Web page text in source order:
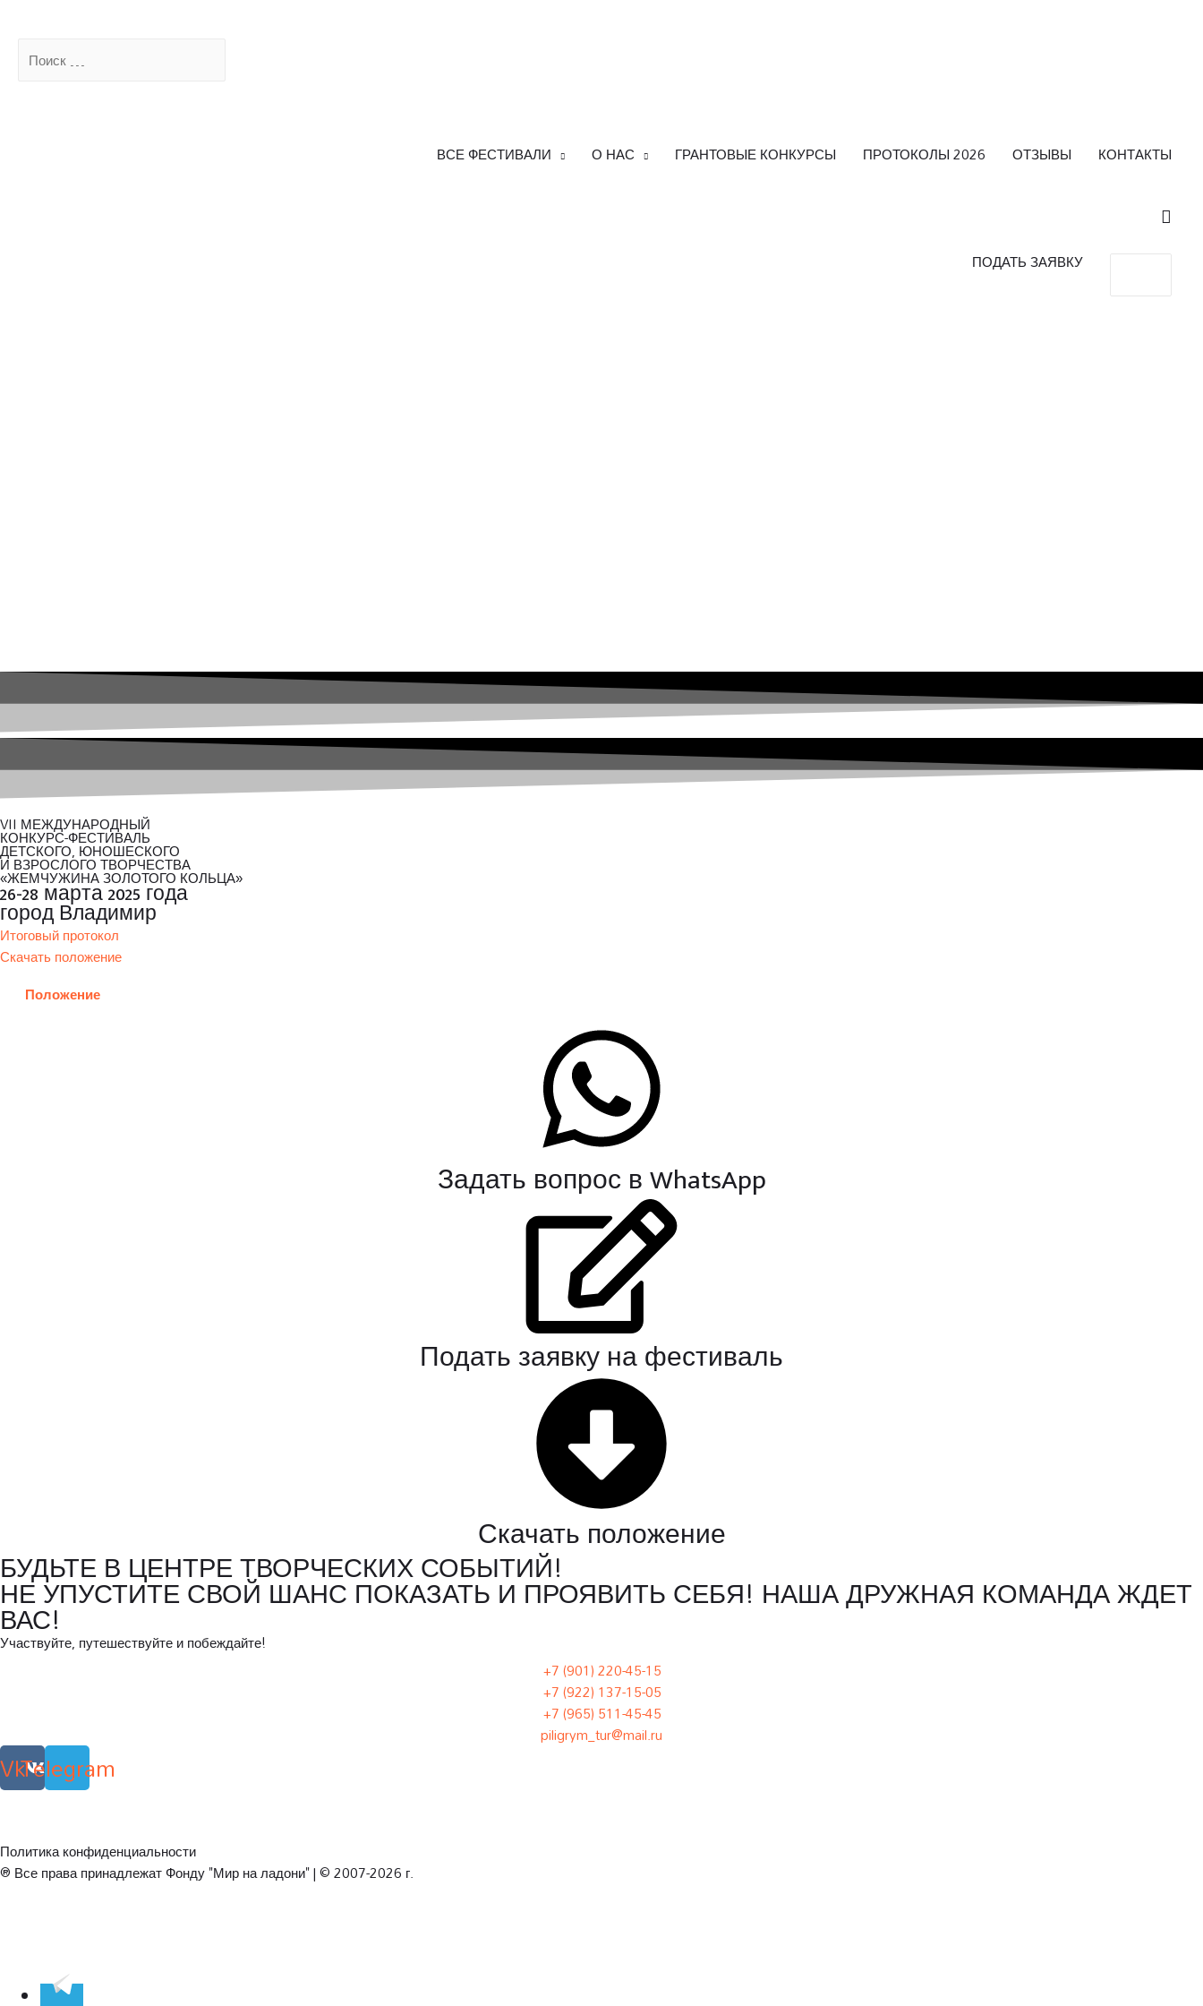
Поиск
ВСЕ ФЕСТИВАЛИ О НАС ГРАНТОВЫЕ КОНКУРСЫ ПРОТОКОЛЫ 2026 ОТЗЫВЫ КОНТАКТЫ
ПОДАТЬ ЗАЯВКУ
for:
VII МЕЖДУНАРОДНЫЙ
КОНКУРС-ФЕСТИВАЛЬ
ДЕТСКОГО, ЮНОШЕСКОГО
И ВЗРОСЛОГО ТВОРЧЕСТВА
«ЖЕМЧУЖИНА ЗОЛОТОГО КОЛЬЦА»
26-28 марта 2025 года
город Владимир
Итоговый протокол
Скачать положение
Положение
Задать вопрос в WhatsApp
Подать заявку на фестиваль
Скачать положение
БУДЬТЕ В ЦЕНТРЕ ТВОРЧЕСКИХ СОБЫТИЙ!
НЕ УПУСТИТЕ СВОЙ ШАНС ПОКАЗАТЬ И ПРОЯВИТЬ СЕБЯ! НАША ДРУЖНАЯ КОМАНДА ЖДЕТ
ВАС!
Участвуйте, путешествуйте и побеждайте!
+7 (901) 220-45-15
+7 (922) 137-15-05
+7 (965) 511-45-45
piligrym_tur@mail.ru
VkTelegram
Политика конфиденциальности
® Все права принадлежат Фонду "Мир на ладони" | © 2007-2026 г.